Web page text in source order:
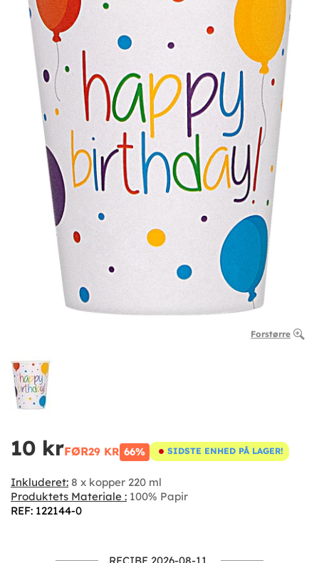
Forstørre
10 krFØR29 KR 66% SIDSTE ENHED PÅ LAGER!
Inkluderet: 8 x kopper 220 ml
Produktets Materiale : 100% Papir
REF: 122144-0